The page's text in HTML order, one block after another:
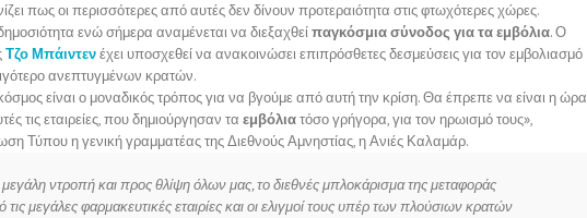
πως οι περισσότερες από αυτές δεν δίνουν προτεραιότητα στις φτωχότερες χώρες.
ενώ σήμερα αναμένεται να διεξαχθείπαγκόσμια σύνοδος για τα εμβόλια. Ο
Τζο Μπάιντενέχει υποσχεθεί να ανακοινώσει επιπρόσθετες δεσμεύσεις για τον εμβολιασμό
ανεπτυγμένων κρατών.
είναι ο μοναδικός τρόπος για να βγούμε από αυτή την κρίση. Θα έπρεπε να είναι η ώρα
τις εταιρείες, που δημιούργησαν τα εμβόλιατόσο γρήγορα, για τον ηρωισμό τους»,
Τύπου η γενική γραμματέας της Διεθνούς Αμνηστίας, η Ανιές Καλαμάρ.
μεγάλη ντροπή και προς θλίψη όλων μας, το διεθνές μπλοκάρισμα της μεταφοράς
μεγάλες φαρμακευτικές εταιρίες και οι ελιγμοί τους υπέρ των πλούσιων κρατών